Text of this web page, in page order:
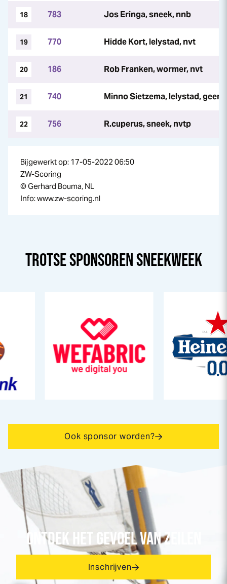
18 783 Jos Eringa, sneek, nnb
19 770 Hidde Kort, lelystad, nvt
20 186 Rob Franken, wormer, nvt
21 740 Minno Sietzema, lelystad, geen
22 756 R.cuperus, sneek, nvtp
Bijgewerkt op: 17-05-2022 06:50
ZW-Scoring
© Gerhard Bouma, NL
Info: www.zw-scoring.nl
TROTSE SPONSORENSNEEKWEEK
Ook sponsor worden?
ONTDEK HET GEVOEL VAN ZEILEN
Inschrijven